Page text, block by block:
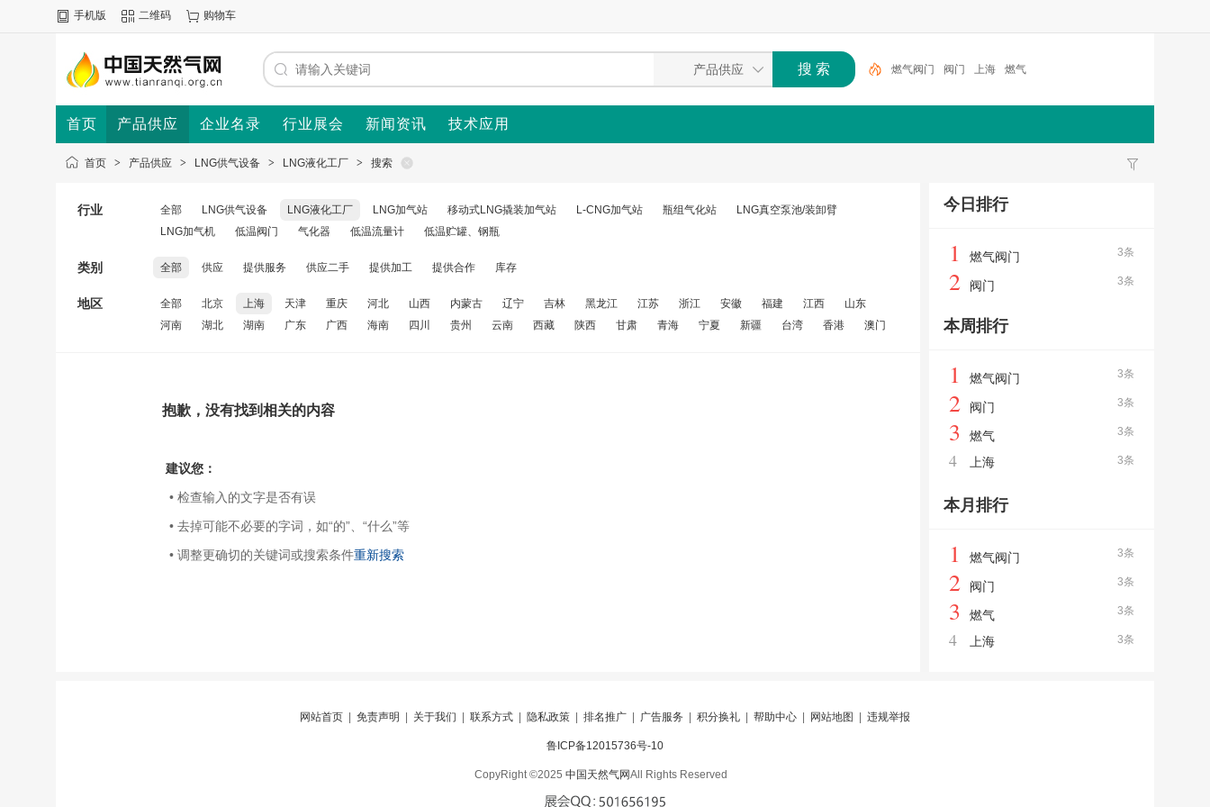
手机版 二维码 购物车
燃气阀门 阀门 上海 燃气
首页 产品供应 企业名录 行业展会 新闻资讯 技术应用
首页 > 产品供应 > LNG供气设备 > LNG液化工厂 > 搜索
行业 全部 LNG供气设备 LNG液化工厂 LNG加气站 移动式LNG撬装加气站 L-CNG加气站 瓶组气化站
LNG真空泵池/装卸臂
LNG加气机
低温阀门 气化器 低温流量计 低温贮罐、钢瓶
类别 全部 供应 提供服务 供应二手 提供加工 提供合作 库存
地区 全部 北京 上海 天津 重庆 河北 山西 内蒙古 辽宁 吉林 黑龙江 江苏 浙江 安徽 福建 江西
山东
河南
湖北 湖南 广东 广西 海南 四川 贵州 云南 西藏 陕西 甘肃 青海 宁夏 新疆 台湾 香港 澳门
抱歉，没有找到相关的内容
建议您：
• 检查输入的文字是否有误
• 去掉可能不必要的字词，如“的”、“什么”等
• 调整更确切的关键词或搜索条件重新搜索
今日排行
3条
1 燃气阀门
3条
2 阀门
本周排行
3条
1 燃气阀门
3条
2 阀门
3条
3 燃气
3条
4 上海
本月排行
3条
1 燃气阀门
3条
2 阀门
3条
3 燃气
3条
4 上海
网站首页 免责声明 关于我们 联系方式 隐私政策 排名推广 广告服务 积分换礼 帮助中心 网站地图 违规举报
鲁ICP备12015736号-10
CopyRight ©2025 中国天然气网All Rights Reserved